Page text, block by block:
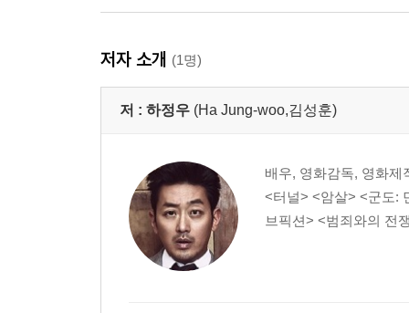
저자 소개 (1명)
저 : 하정우 (Ha Jung-woo,김성훈)
배우, 영화감독, 영화
<터널> <암살> <군도:
브픽션> <범죄와의 전